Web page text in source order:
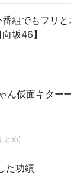
組でもフリと
坂46】
ん仮面キター
とめ)
た功績